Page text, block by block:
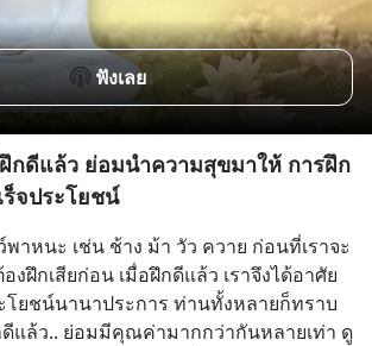
ฟังเลย
ดีแล้ว ย่อมนําความสุขมาให้ การฝึก
จประโยชน์
พาหนะ เช่น ช้าง ม้า วัว ควาย ก่อนที่เราจะ
งฝึกเสียก่อน เมื่อฝึกดีแล้ว เราจึงได้อาศัย
โยชน์นานาประการ ท่านทั้งหลายก็ทราบ
แล้ว.. ย่อมมีคุณค่ามากกว่ากันหลายเท่า ดู